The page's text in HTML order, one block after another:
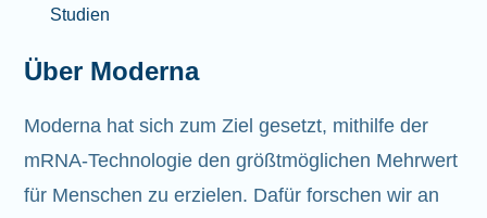
Studien
Über Moderna
Moderna hat sich zum Ziel gesetzt, mithilfe der
mRNA-Technologie den größtmöglichen Mehrwert
für Menschen zu erzielen. Dafür forschen wir an